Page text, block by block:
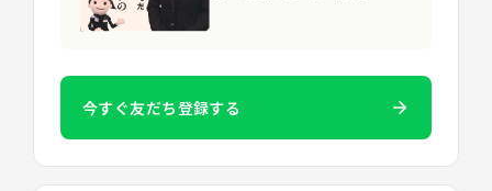
今すぐ友だち登録する